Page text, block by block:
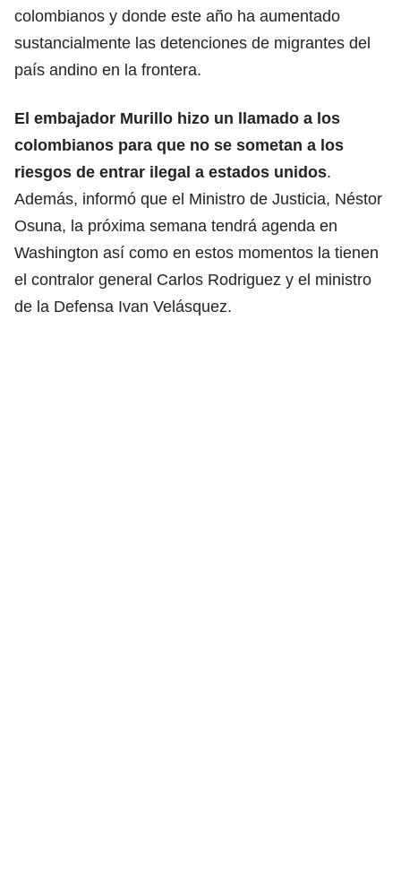
colombianos y donde este año ha aumentado
sustancialmente las detenciones de migrantes del
país andino en la frontera.
El embajador Murillo hizo un llamado a los
colombianos para que no se sometan a los
riesgos de entrar ilegal a estados unidos.
Además, informó que el Ministro de Justicia, Néstor
Osuna, la próxima semana tendrá agenda en
Washington así como en estos momentos la tienen
el contralor general Carlos Rodriguez y el ministro
de la Defensa Ivan Velásquez.